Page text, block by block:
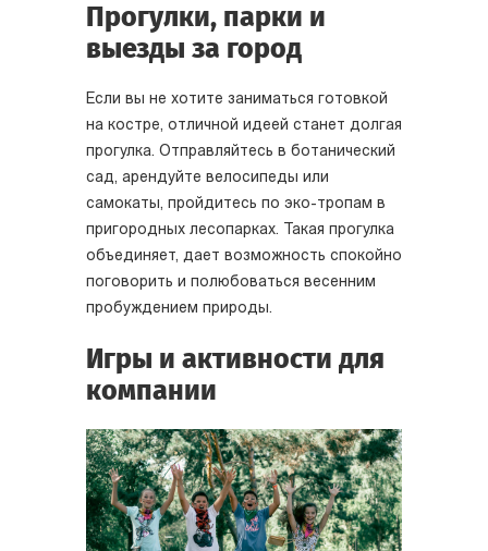
Прогулки, парки и
выезды за город
Если вы не хотите заниматься готовкой
на костре, отличной идеей станет долгая
прогулка. Отправляйтесь в ботанический
сад, арендуйте велосипеды или
самокаты, пройдитесь по эко-тропам в
пригородных лесопарках. Такая прогулка
объединяет, дает возможность спокойно
поговорить и полюбоваться весенним
пробуждением природы.
Игры и активности для
компании